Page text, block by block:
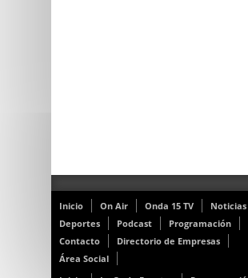
Inicio On Air Onda 15 TV
Noticias
Deportes
Podcast
Programación
Contacto
Directorio de Empresas
Área Social